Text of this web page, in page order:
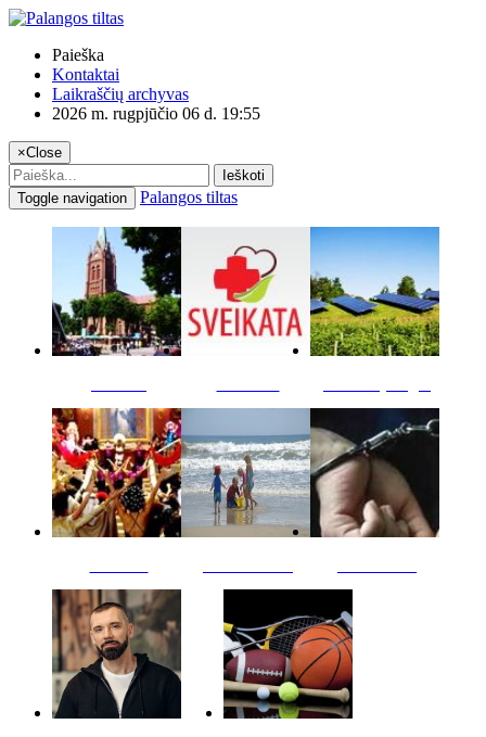
Paieška
Kontaktai
Laikraščių archyvas
2026 m. rugpjūčio 06 d. 19:55
×Close
Ieškoti
Toggle navigation
Palangos tiltas